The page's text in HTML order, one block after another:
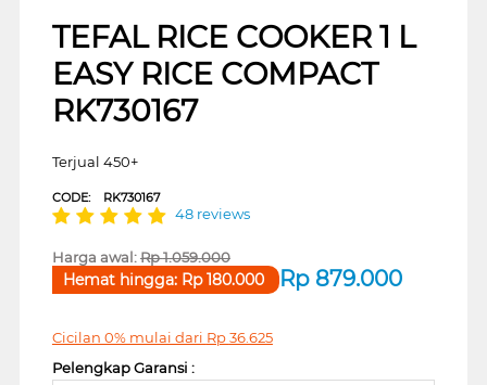
TEFAL RICE COOKER 1 L
EASY RICE COMPACT
RK730167
Terjual 450+
CODE: RK730167
48 reviews
Harga awal:Rp1.059.000
Rp 879.000
Hemat hingga: Rp180.000
Cicilan 0% mulai dari Rp36.625
Pelengkap Garansi :